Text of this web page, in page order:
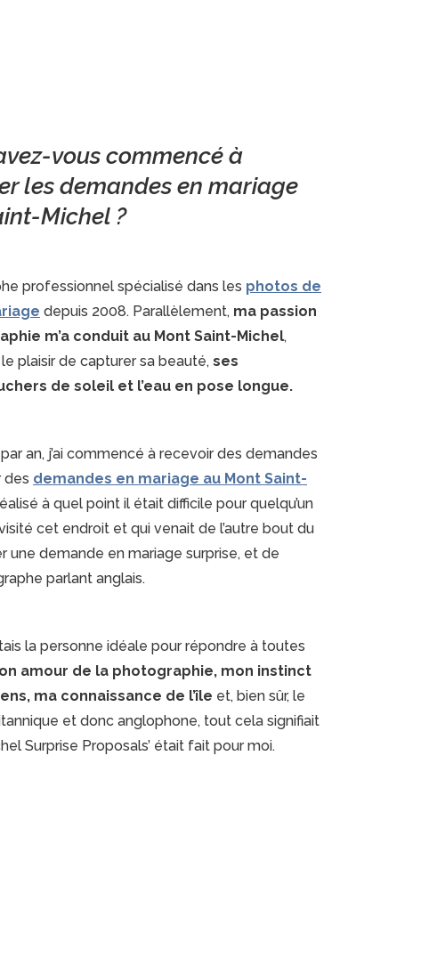
vous commencé à
les demandes en mariage
Michel ?
professionnel spécialisé dans les photos de
depuis 2008. Parallèlement, ma passion
m’a conduit au Mont Saint-Michel,
plaisir de capturer sa beauté, ses
de soleil et l’eau en pose longue.
an, j’ai commencé à recevoir des demandes
des demandes en mariage au Mont Saint-
réalisé à quel point il était difficile pour quelqu’un
cet endroit et qui venait de l’autre bout du
une demande en mariage surprise, et de
parlant anglais.
la personne idéale pour répondre à toutes
amour de la photographie, mon instinct
ma connaissance de l’île et, bien sûr, le
et donc anglophone, tout cela signifiait
Surprise Proposals’ était fait pour moi.